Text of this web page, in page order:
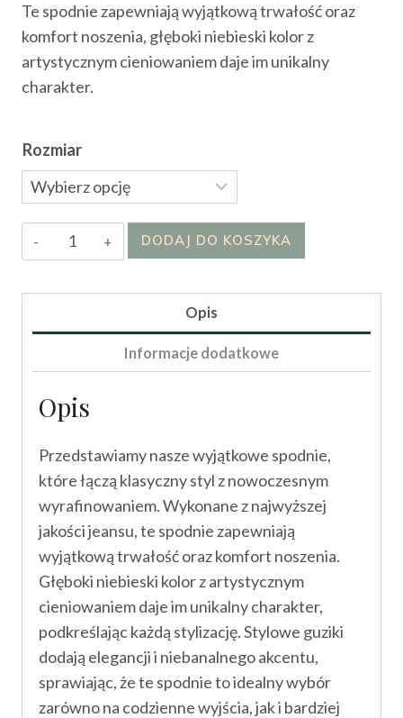
wynosiła:
215.00 zł.
wynosi:
159.00 zł.
Te spodnie zapewniają wyjątkową trwałość oraz
komfort noszenia, głęboki niebieski kolor z
artystycznym cieniowaniem daje im unikalny
charakter.
Rozmiar
ilość
Spodnie
DODAJ DO KOSZYKA
Opis
Informacje dodatkowe
Opis
Przedstawiamy nasze wyjątkowe spodnie,
które łączą klasyczny styl z nowoczesnym
wyrafinowaniem. Wykonane z najwyższej
jakości jeansu, te spodnie zapewniają
wyjątkową trwałość oraz komfort noszenia.
Głęboki niebieski kolor z artystycznym
cieniowaniem daje im unikalny charakter,
podkreślając każdą stylizację. Stylowe guziki
dodają elegancji i niebanalnego akcentu,
sprawiając, że te spodnie to idealny wybór
zarówno na codzienne wyjścia, jak i bardziej